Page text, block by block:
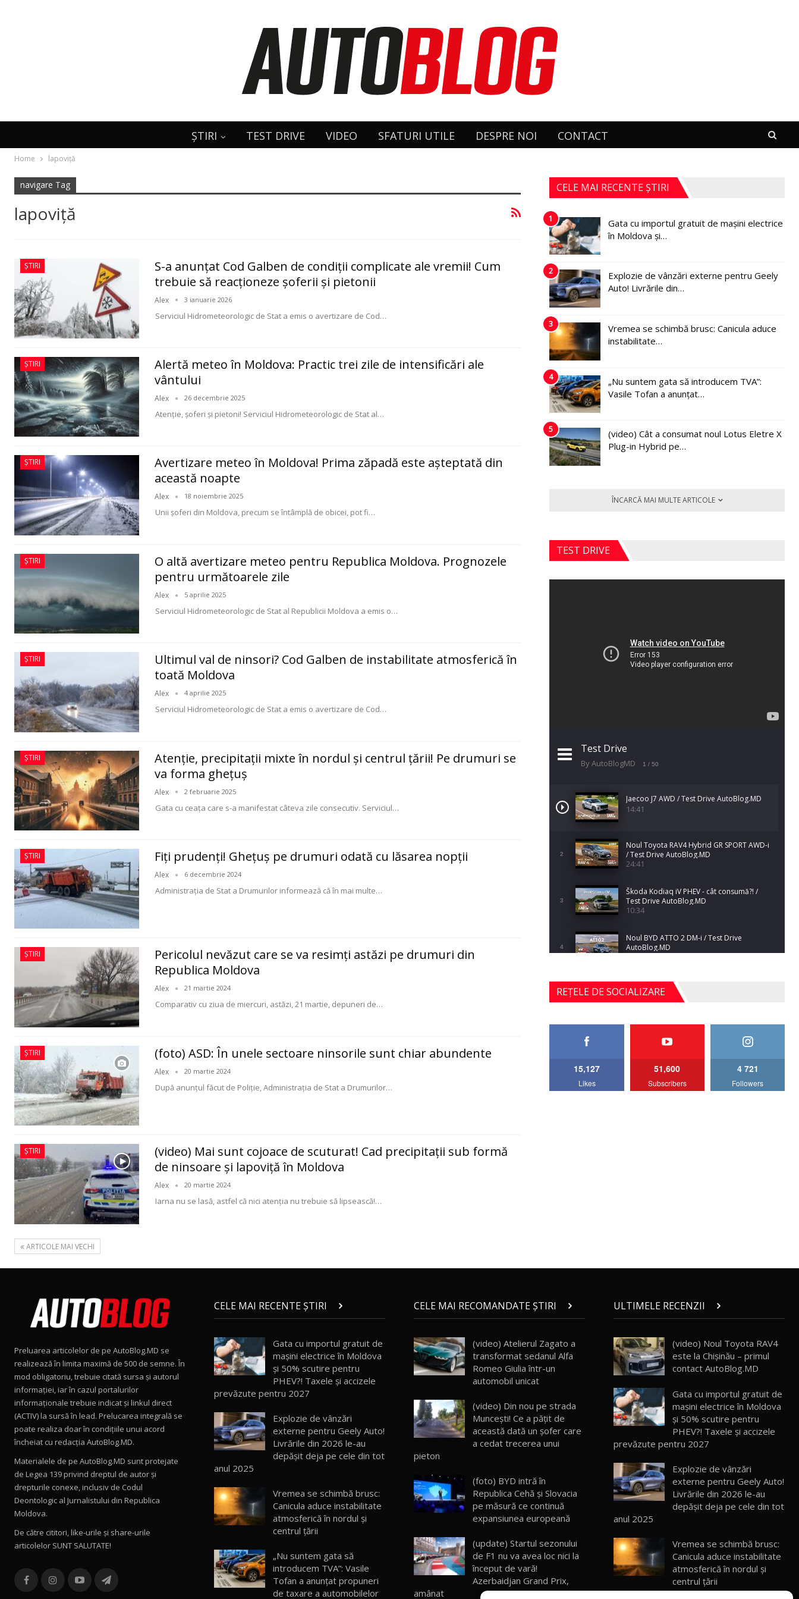
ȘTIRI TEST DRIVE VIDEO SFATURI UTILE DESPRE NOI CONTACT
Home lapoviță
navigare Tag
lapoviță
ȘTIRI
S-a anunțat Cod Galben de condiții complicate ale vremii! Cum
trebuie să reacționeze șoferii și pietonii
Alex 3 ianuarie 2026
Serviciul Hidrometeorologic de Stat a emis o avertizare de Cod…
ȘTIRI
Alertă meteo în Moldova: Practic trei zile de intensificări ale
vântului
Alex 26 decembrie 2025
Atenție, șoferi și pietoni! Serviciul Hidrometeorologic de Stat al…
ȘTIRI
Avertizare meteo în Moldova! Prima zăpadă este așteptată din
această noapte
Alex 18 noiembrie 2025
Unii șoferi din Moldova, precum se întâmplă de obicei, pot fi…
ȘTIRI
O altă avertizare meteo pentru Republica Moldova. Prognozele
pentru următoarele zile
Alex 5 aprilie 2025
Serviciul Hidrometeorologic de Stat al Republicii Moldova a emis o…
ȘTIRI
Ultimul val de ninsori? Cod Galben de instabilitate atmosferică în
toată Moldova
Alex 4 aprilie 2025
Serviciul Hidrometeorologic de Stat a emis o avertizare de Cod…
ȘTIRI
Atenție, precipitații mixte în nordul și centrul țării! Pe drumuri se
va forma ghețuș
Alex 2 februarie 2025
Gata cu ceața care s-a manifestat câteva zile consecutiv. Serviciul…
ȘTIRI Fiți prudenți! Ghețuș pe drumuri odată cu lăsarea nopții
Alex 6 decembrie 2024
Administrația de Stat a Drumurilor informează că în mai multe…
ȘTIRI
Pericolul nevăzut care se va resimți astăzi pe drumuri din
Republica Moldova
Alex 21 martie 2024
Comparativ cu ziua de miercuri, astăzi, 21 martie, depuneri de…
ȘTIRI (foto) ASD: În unele sectoare ninsorile sunt chiar abundente
Alex 20 martie 2024
După anunțul făcut de Poliție, Administrația de Stat a Drumurilor…
ȘTIRI
(video) Mai sunt cojoace de scuturat! Cad precipitații sub formă
de ninsoare și lapoviță în Moldova
Alex 20 martie 2024
Iarna nu se lasă, astfel că nici atenția nu trebuie să lipsească!…
ARTICOLE MAI VECHI
CELE MAI RECENTE ȘTIRI
1
Gata cu importul gratuit de mașini electrice
în Moldova și…
2
Explozie de vânzări externe pentru Geely
Auto! Livrările din…
3
Vremea se schimbă brusc: Canicula aduce
instabilitate…
4
„Nu suntem gata să introducem TVA”:
Vasile Tofan a anunțat…
5
(video) Cât a consumat noul Lotus Eletre X
Plug-in Hybrid pe…
ÎNCARCĂ MAI MULTE ARTICOLE
TEST DRIVE
Test Drive
By AutoBlogMD 1 / 50
Jaecoo J7 AWD / Test Drive AutoBlog.MD
14:41
2
Noul Toyota RAV4 Hybrid GR SPORT AWD-i
/ Test Drive AutoBlog.MD
24:41
3
Škoda Kodiaq iV PHEV - cât consumă?! /
Test Drive AutoBlog.MD
10:34
4
Noul BYD ATTO 2 DM-i / Test Drive
AutoBlog.MD
5
Noul Mercedes-Benz S-Class facelift (S 580
4MATIC V223) / Test Drive AutoBlog.MD
27:33
AutoBlog.MD
12
Noul MG HS / Test Drive AutoBlog.MD
16:48
ROX 01: Test drive cu noul SUV chinezesc
care combină aventura cu luxul /
AutoBlog.MD
36:08
14
ZEEKR 9X în Moldova: Am condus gigantul
chinez care face lumea să se întoarcă
după el / AutoBlog.MD
17:27
Noua Mazda CX-5 / Test Drive
14:37
16
Cum merge? Škoda Octavia 4×4 DSG
facelift // AutoBlogMD
13:10
Lotus Eletre R / Test Drive AutoBlog.MD
20:06
Va fi modelul nr.1 BYD în Moldova? BYD
REȚELE DE SOCIALIZARE
15,127
Likes
51,600
Subscribers
4 721
Followers
Preluarea articolelor de pe AutoBlog.MD se
realizează în limita maximă de 500 de semne. În
mod obligatoriu, trebuie citată sursa și autorul
informației, iar în cazul portalurilor
informaționale trebuie indicat și linkul direct
(ACTIV) la sursă în lead. Prelucarea integrală se
poate realiza doar în condițiile unui acord
încheiat cu redacţia AutoBlog.MD.
Materialele de pe AutoBlog.MD sunt protejate
de Legea 139 privind dreptul de autor și
drepturile conexe, inclusiv de Codul
Deontologic al Jurnalistului din Republica
Moldova.
De către cititori, like-urile şi share-urile
articolelor SUNT SALUTATE!
CELE MAI RECENTE ȘTIRI
Gata cu importul gratuit de
mașini electrice în Moldova
și 50% scutire pentru
PHEV?! Taxele și accizele
prevăzute pentru 2027
Explozie de vânzări
externe pentru Geely Auto!
Livrările din 2026 le-au
depășit deja pe cele din tot
anul 2025
Vremea se schimbă brusc:
Canicula aduce instabilitate
atmosferică în nordul și
centrul țării
„Nu suntem gata să
introducem TVA”: Vasile
Tofan a anunțat propuneri
de taxare a automobilelor
CELE MAI RECOMANDATE ȘTIRI
(video) Atelierul Zagato a
transformat sedanul Alfa
Romeo Giulia într-un
automobil unicat
(video) Din nou pe strada
Munceşti! Ce a păţit de
această dată un şofer care
a cedat trecerea unui
pieton
(foto) BYD intră în
Republica Cehă și Slovacia
pe măsură ce continuă
expansiunea europeană
(update) Startul sezonului
de F1 nu va avea loc nici la
început de vară!
Azerbaidjan Grand Prix,
amânat
ULTIMELE RECENZII
(video) Noul Toyota RAV4
este la Chișinău – primul
contact AutoBlog.MD
Gata cu importul gratuit de
mașini electrice în Moldova
și 50% scutire pentru
PHEV?! Taxele și accizele
prevăzute pentru 2027
Explozie de vânzări
externe pentru Geely Auto!
Livrările din 2026 le-au
depășit deja pe cele din tot
anul 2025
Vremea se schimbă brusc:
Canicula aduce instabilitate
atmosferică în nordul și
centrul țării